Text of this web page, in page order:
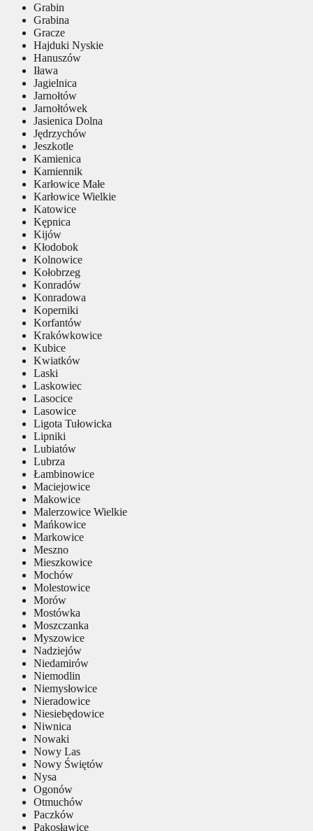
Grabin
Grabina
Gracze
Hajduki Nyskie
Hanuszów
Iława
Jagielnica
Jarnołtów
Jarnołtówek
Jasienica Dolna
Jędrzychów
Jeszkotle
Kamienica
Kamiennik
Karłowice Małe
Karłowice Wielkie
Katowice
Kępnica
Kijów
Kłodobok
Kolnowice
Kołobrzeg
Konradów
Konradowa
Koperniki
Korfantów
Krakówkowice
Kubice
Kwiatków
Laski
Laskowiec
Lasocice
Lasowice
Ligota Tułowicka
Lipniki
Lubiatów
Lubrza
Łambinowice
Maciejowice
Makowice
Malerzowice Wielkie
Mańkowice
Markowice
Meszno
Mieszkowice
Mochów
Molestowice
Morów
Mostówka
Moszczanka
Myszowice
Nadziejów
Niedamirów
Niemodlin
Niemysłowice
Nieradowice
Niesiebędowice
Niwnica
Nowaki
Nowy Las
Nowy Świętów
Nysa
Ogonów
Otmuchów
Paczków
Pakosławice